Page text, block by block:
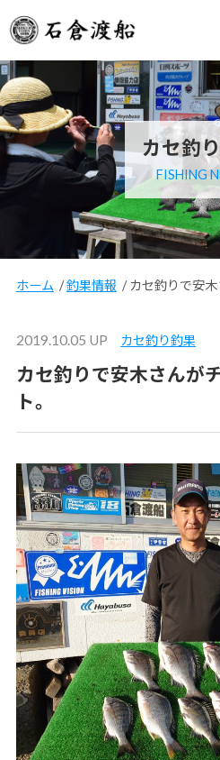
カセ釣
FISHING
ホーム /釣果情報 /カセ釣りで安木
2019.10.05 UP カセ釣り釣果
カセ釣りで安木さんが
ト。